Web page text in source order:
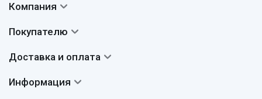
Компания
Авторы
Сертификаты
Покупателю
Вопросы и ответы
Доставка и оплата
Доставка
Информация